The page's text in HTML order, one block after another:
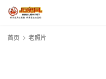
首页 老照片